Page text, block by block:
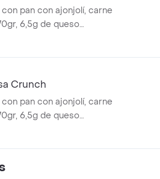
pan con ajonjolí, carne
6,5g de queso
tipos de cebolla:
una copa de salsa
de 400ml.
Crunch
pan con ajonjolí, carne
6,5g de queso
anillos de cebolla,